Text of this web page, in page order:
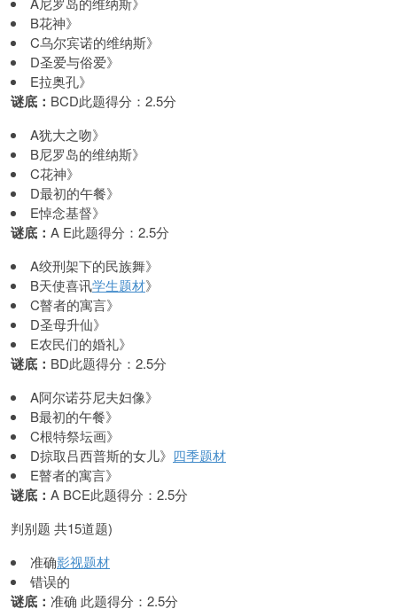
B花神》
C乌尔宾诺的维纳斯》
D圣爱与俗爱》
E拉奥孔》
谜底： BCD此题得分：2.5分
A犹大之吻》
B尼罗岛的维纳斯》
C花神》
D最初的午餐》
E悼念基督》
谜底： A E此题得分：2.5分
A绞刑架下的民族舞》
B天使喜讯学生题材》
C瞽者的寓言》
D圣母升仙》
E农民们的婚礼》
谜底： BD此题得分：2.5分
A阿尔诺芬尼夫妇像》
B最初的午餐》
C根特祭坛画》
D掠取吕西普斯的女儿》 四季题材
E瞽者的寓言》
谜底： A BCE此题得分：2.5分
判别题 共15道题)
准确影视题材
错误的
谜底： 准确 此题得分：2.5分